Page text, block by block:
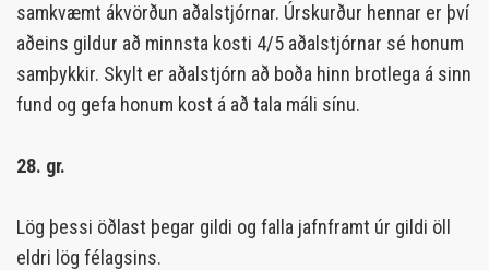
samkvæmt ákvörðun aðalstjórnar. Úrskurður hennar er því
aðeins gildur að minnsta kosti 4/5 aðalstjórnar sé honum
samþykkir. Skylt er aðalstjórn að boða hinn brotlega á sinn
fund og gefa honum kost á að tala máli sínu.
28. gr.
Lög þessi öðlast þegar gildi og falla jafnframt úr gildi öll
eldri lög félagsins.